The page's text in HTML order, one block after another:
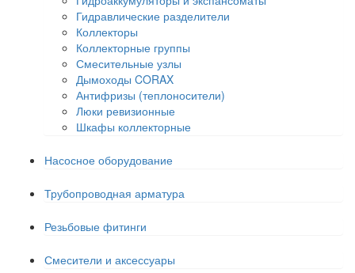
Гидравлические разделители
Коллекторы
Коллекторные группы
Смесительные узлы
Дымоходы CORAX
Антифризы (теплоносители)
Люки ревизионные
Шкафы коллекторные
Насосное оборудование
Трубопроводная арматура
Резьбовые фитинги
Смесители и аксессуары